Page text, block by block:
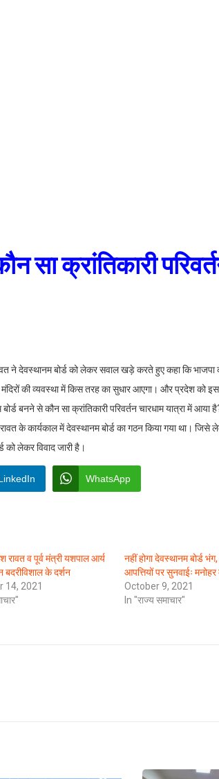
सा क्रांतिकारी
ने देवस्थानम बोर्ड को लेकर सवाल खड़े करते हुए कहा कि भाजपा
की व्यवस्था में किस तरह का सुधार आएगा। और प्रदेश को
बनने से कौन सा क्रांतिकारी परिवर्तन चारधाम यात्रा में आया
के कार्यकाल में देवस्थानम बोर्ड का गठन किया गया था। जिसे
को लेकर विवाद जारी है।
WhatsApp
रावत व पूर्व मंत्री यशपाल आर्य
बदरीविशाल के दर्शन
14, 2021
नहीं होगा देवस्थानम बोर्ड भंग,
आपत्तियों पर सुनवाईः मनोहर
October 9, 2021
In "राज्य समाचार"